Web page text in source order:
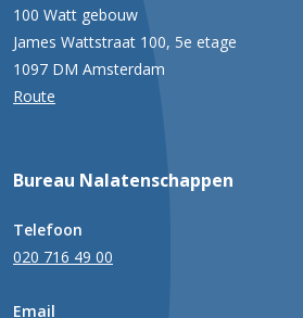
100 Watt gebouw
James Wattstraat 100, 5e etage
1097 DM Amsterdam
Route
Bureau Nalatenschappen
Telefoon
020 716 49 00
Email